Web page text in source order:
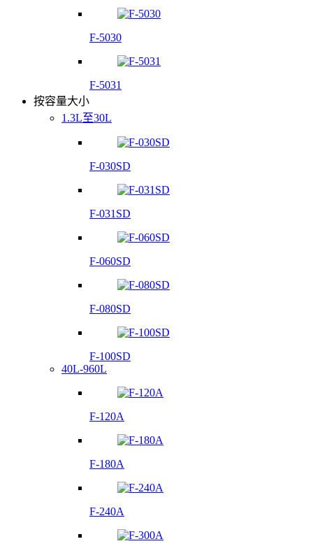
F-5030
F-5031
按容量大小
1.3L至30L
F-030SD
F-031SD
F-060SD
F-080SD
F-100SD
40L-960L
F-120A
F-180A
F-240A